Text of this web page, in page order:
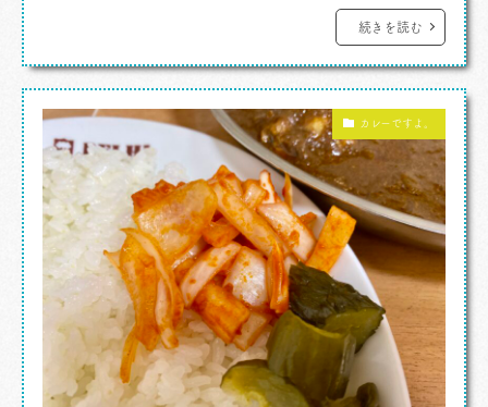
あ。 カレーですよ。 その度に気になる一方
だったんですが、ある日、夜遅くに通りかかると
りと遅くまでやってるなとは思ってたんで […]
続きを読む
カレーですよ。